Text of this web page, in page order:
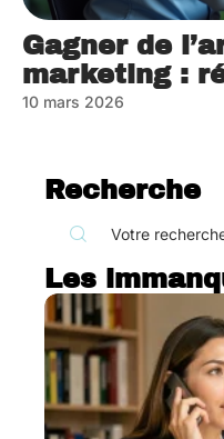
Gagner de
marketing :
10 mars 2026
Recherche
Les